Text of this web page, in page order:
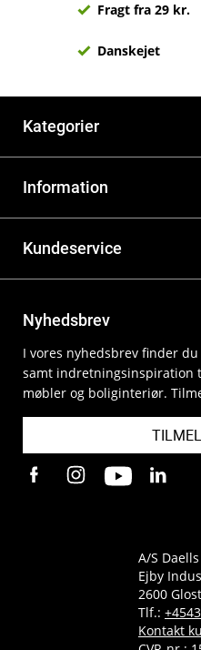
Fragt fra 29 kr.
Danskejet
Kategorier
Information
Kundeservice
Nyhedsbrev
I vores nyhedsbrev finder
samt indretningsinspiration
møbler og boliginteriør.
A/S
Ejby
2600
Tlf.:
Kontakt